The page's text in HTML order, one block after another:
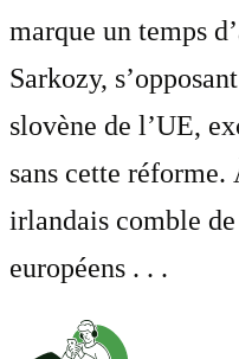
marque un temps
Sarkozy,
slovène de l’UE,
sans cette
irlandais comble
européens . . .